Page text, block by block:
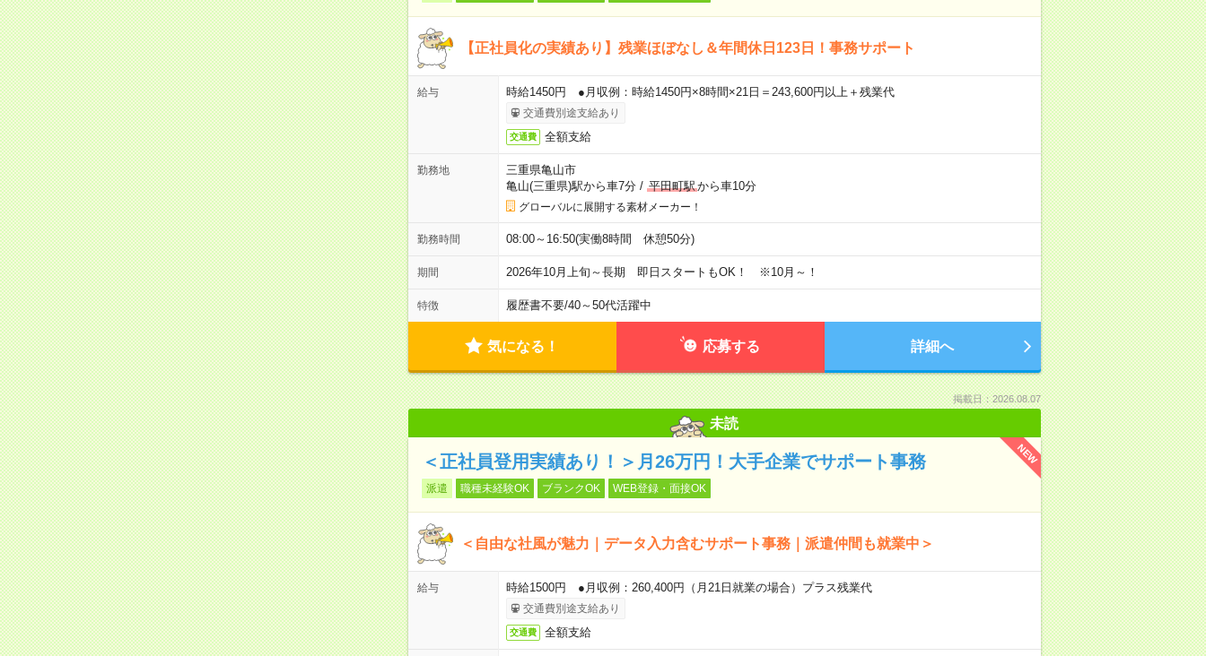
【正社員化の実績あり】残業ほぼなし＆年間休日123日！事務サポート
給与 時給1450円 ●月収例：時給1450円×8時間×21日＝243,600円以上＋残業代
交通費別途支給あり
交通費 全額支給
勤務地
三重県亀山市
亀山(三重県)駅から車7分/ 平田町駅から車10分
グローバルに展開する素材メーカー！
勤務時間 08:00～16:50(実働8時間 休憩50分)
期間 2026年10月上旬～長期 即日スタートもOK！ ※10月～！
特徴 履歴書不要/40～50代活躍中
気になる！ 応募する 詳細へ
掲載日：2026.08.07
未読
NEW
＜正社員登用実績あり！＞月26万円！大手企業でサポート事務
派遣 職種未経験OK ブランクOK WEB登録・面接OK
＜自由な社風が魅力｜データ入力含むサポート事務｜派遣仲間も就業中＞
給与 時給1500円 ●月収例：260,400円（月21日就業の場合）プラス残業代
交通費別途支給あり
交通費 全額支給